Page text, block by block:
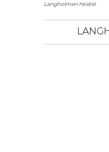
Langholmen Hostel